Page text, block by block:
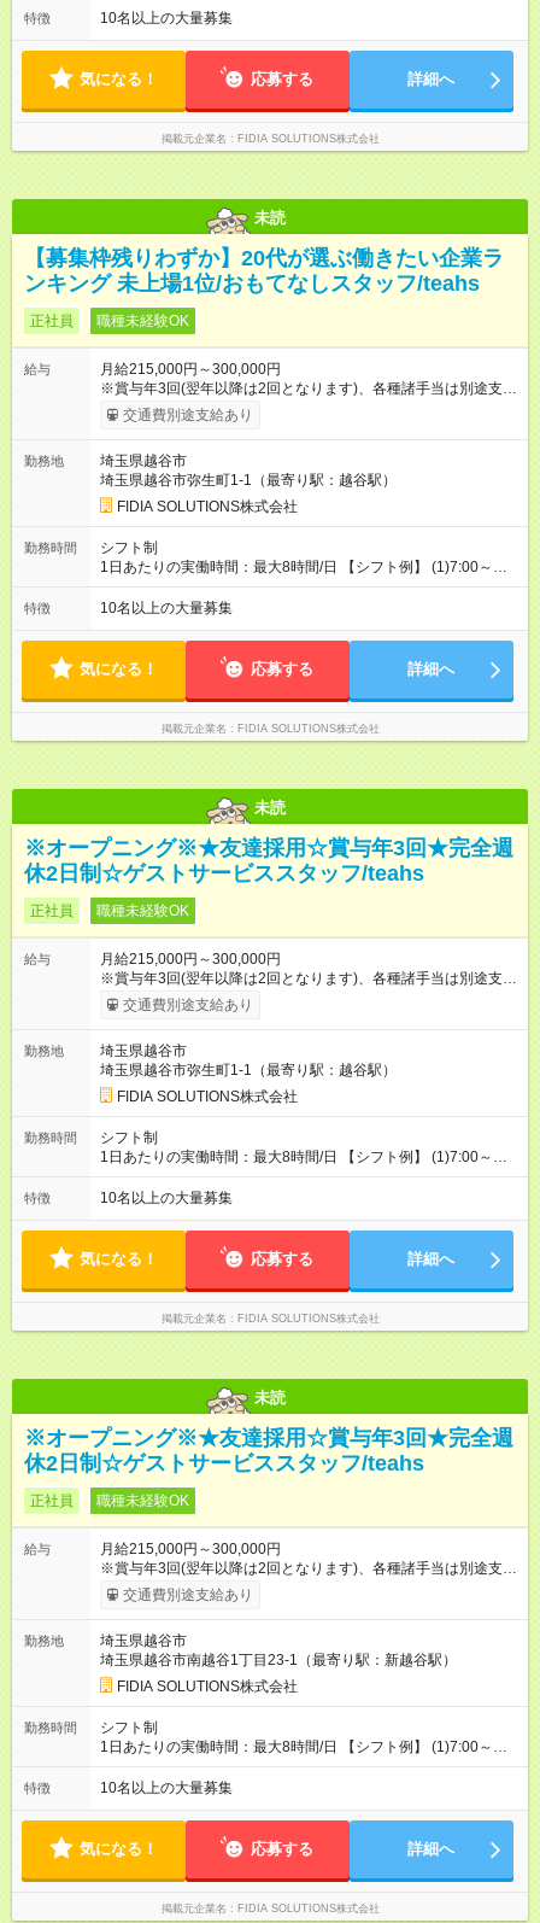
(5)22:00～7:00 (6)23:00～8:00
特徴 10名以上の大量募集
気になる！ 応募する 詳細へ
掲載元企業名 FIDIA SOLUTIONS株式会社
未読
【募集枠残りわずか】20代が選ぶ働きたい企業ラ
ンキング 未上場1位/おもてなしスタッフ/teahs
正社員 職種未経験OK
給与
月給215,000円～300,000円
※賞与年3回(翌年以降は2回となります)、各種諸手当は別途支
給！ ※能力・スキルを考慮し、ご相談の上で決定します。 【試
用期間】試用期間なし
交通費別途支給あり
勤務地
埼玉県越谷市
埼玉県越谷市弥生町1-1（最寄り駅：越谷駅）
FIDIA SOLUTIONS株式会社
勤務時間
シフト制
1日あたりの実働時間：最大8時間/日 【シフト例】 (1)7:00～
16:00 (2)8:00～17:00 (3)13:00～22:00 (4)14:00～23:00
(5)22:00～7:00 (6)23:00～8:00
特徴 10名以上の大量募集
気になる！ 応募する 詳細へ
掲載元企業名 FIDIA SOLUTIONS株式会社
未読
※オープニング※★友達採用☆賞与年3回★完全週
休2日制☆ゲストサービススタッフ/teahs
正社員 職種未経験OK
給与
月給215,000円～300,000円
※賞与年3回(翌年以降は2回となります)、各種諸手当は別途支
給！ ※能力・スキルを考慮し、ご相談の上で決定します。 【試
用期間】試用期間なし
交通費別途支給あり
勤務地
埼玉県越谷市
埼玉県越谷市弥生町1-1（最寄り駅：越谷駅）
FIDIA SOLUTIONS株式会社
勤務時間
シフト制
1日あたりの実働時間：最大8時間/日 【シフト例】 (1)7:00～
16:00 (2)8:00～17:00 (3)13:00～22:00 (4)14:00～23:00
(5)22:00～7:00 (6)23:00～8:00
特徴 10名以上の大量募集
気になる！ 応募する 詳細へ
掲載元企業名 FIDIA SOLUTIONS株式会社
未読
※オープニング※★友達採用☆賞与年3回★完全週
休2日制☆ゲストサービススタッフ/teahs
正社員 職種未経験OK
給与
月給215,000円～300,000円
※賞与年3回(翌年以降は2回となります)、各種諸手当は別途支
給！ ※能力・スキルを考慮し、ご相談の上で決定します。 【試
用期間】試用期間なし
交通費別途支給あり
勤務地
埼玉県越谷市
埼玉県越谷市南越谷1丁目23-1（最寄り駅：新越谷駅）
FIDIA SOLUTIONS株式会社
勤務時間
シフト制
1日あたりの実働時間：最大8時間/日 【シフト例】 (1)7:00～
16:00 (2)8:00～17:00 (3)13:00～22:00 (4)14:00～23:00
(5)22:00～7:00 (6)23:00～8:00
特徴 10名以上の大量募集
気になる！ 応募する 詳細へ
掲載元企業名 FIDIA SOLUTIONS株式会社